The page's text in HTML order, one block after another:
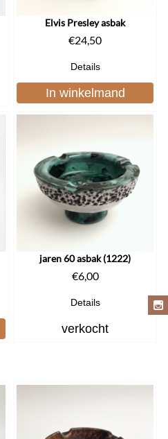
Elvis Presley asbak
€24,50
Details
In winkelmand
jaren 60 asbak (1222)
€6,00
Details
verkocht